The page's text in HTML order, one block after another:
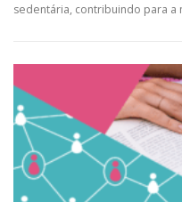
sedentária, contribuindo para